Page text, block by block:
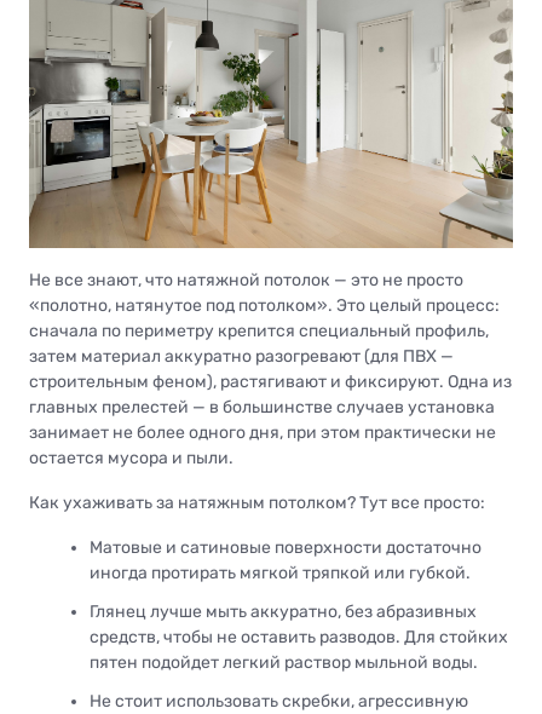
Не все знают, что натяжной потолок — это не просто
«полотно, натянутое под потолком». Это целый процесс:
сначала по периметру крепится специальный профиль,
затем материал аккуратно разогревают (для ПВХ —
строительным феном), растягивают и фиксируют. Одна из
главных прелестей — в большинстве случаев установка
занимает не более одного дня, при этом практически не
остается мусора и пыли.
Как ухаживать за натяжным потолком? Тут все просто:
Матовые и сатиновые поверхности достаточно
иногда протирать мягкой тряпкой или губкой.
Глянец лучше мыть аккуратно, без абразивных
средств, чтобы не оставить разводов. Для стойких
пятен подойдет легкий раствор мыльной воды.
Не стоит использовать скребки, агрессивную